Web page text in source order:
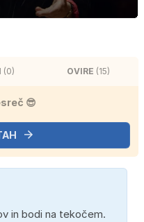
(0) OVIRE (15)
😎
in bodi na tekočem.